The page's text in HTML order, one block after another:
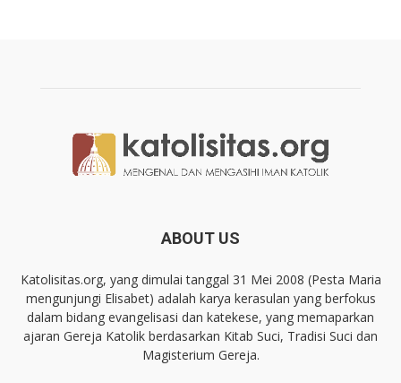
ABOUT US
Katolisitas.org, yang dimulai tanggal 31 Mei 2008 (Pesta Maria
mengunjungi Elisabet) adalah karya kerasulan yang berfokus
dalam bidang evangelisasi dan katekese, yang memaparkan
ajaran Gereja Katolik berdasarkan Kitab Suci, Tradisi Suci dan
Magisterium Gereja.